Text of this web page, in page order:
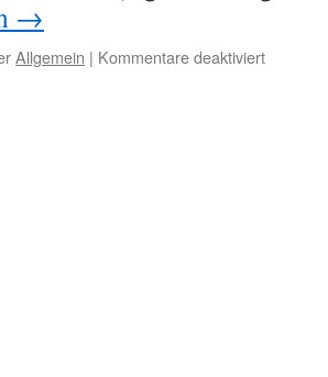
→
Allgemein | Kommentare deaktiviertfür